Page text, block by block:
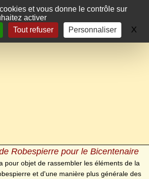
cookieset vous donne le contrôle sur
activer
Tout refuser Personnaliser X
Robespierre pour le Bicentenaire
pour objet de rassembler les éléments de la
et d'une manière plus générale des